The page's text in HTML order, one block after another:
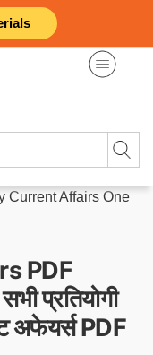
Current Affairs One
PDF
प्रतियोगी
अफेयर्स PDF